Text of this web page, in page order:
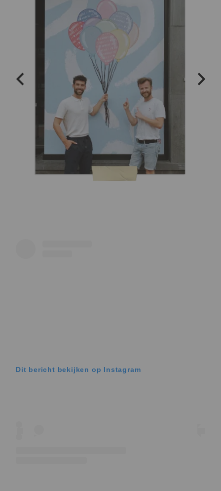
Dit bericht bekijken op Instagram